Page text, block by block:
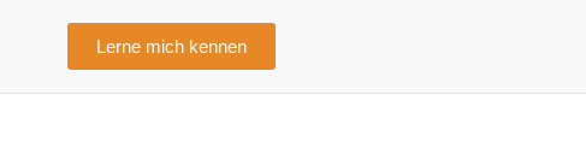
Lerne mich kennen